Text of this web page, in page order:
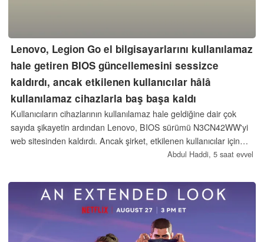
Lenovo, Legion Go el bilgisayarlarını kullanılamaz
hale getiren BIOS güncellemesini sessizce
kaldırdı, ancak etkilenen kullanıcılar hâlâ
kullanılamaz cihazlarla baş başa kaldı
Kullanıcıların cihazlarının kullanılamaz hale geldiğine dair çok
sayıda şikayetin ardından Lenovo, BIOS sürümü N3CN42WW'yi
web sitesinden kaldırdı. Ancak şirket, etkilenen kullanıcılar için
Abdul Haddi, 5 saat evvel